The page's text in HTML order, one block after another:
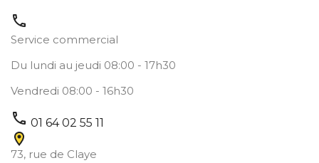
call
Service commercial
Du lundi au jeudi 08:00 - 17h30
Vendredi 08:00 - 16h30
call 01 64 02 55 11
73, rue de Claye